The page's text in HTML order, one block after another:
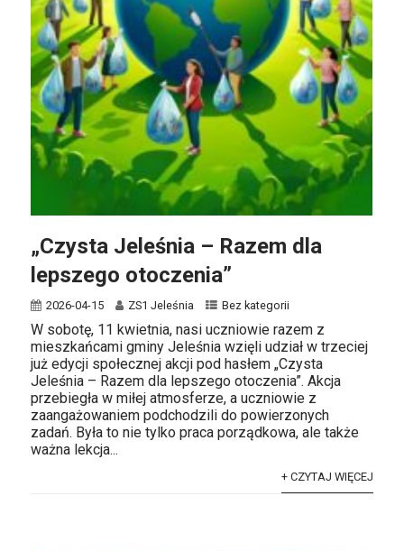
„Czysta Jeleśnia – Razem dla
lepszego otoczenia”
2026-04-15 ZS1 Jeleśnia Bez kategorii
W sobotę, 11 kwietnia, nasi uczniowie razem z
mieszkańcami gminy Jeleśnia wzięli udział w trzeciej
już edycji społecznej akcji pod hasłem „Czysta
Jeleśnia – Razem dla lepszego otoczenia”. Akcja
przebiegła w miłej atmosferze, a uczniowie z
zaangażowaniem podchodzili do powierzonych
zadań. Była to nie tylko praca porządkowa, ale także
ważna lekcja...
+ CZYTAJ WIĘCEJ